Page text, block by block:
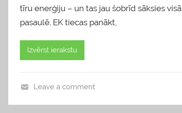
tīru enerģiju – un tas jau šobrīd sāksies visā
pasaulē. EK tiecas panākt,
Izvērst ierakstu
Leave a comment